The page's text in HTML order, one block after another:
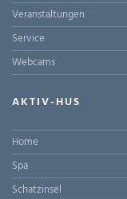
Veranstaltungen
Service
Webcams
AKTIV-HUS
Home
Spa
Schatzinsel